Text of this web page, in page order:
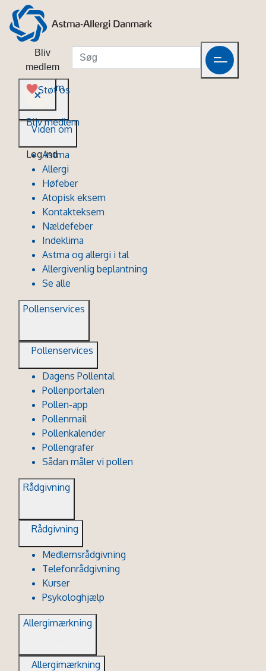
Bliv
medlem
Støt os
Bliv medlem
Log ind
Viden om
Viden om
Astma
Allergi
Høfeber
Atopisk eksem
Kontakteksem
Nældefeber
Indeklima
Astma og allergi i tal
Allergivenlig beplantning
Se alle
Pollenservices
Pollenservices
Dagens Pollental
Pollenportalen
Pollen-app
Pollenmail
Pollenkalender
Pollengrafer
Sådan måler vi pollen
Rådgivning
Rådgivning
Medlemsrådgivning
Telefonrådgivning
Kurser
Psykologhjælp
Allergimærkning
Allergimærkning